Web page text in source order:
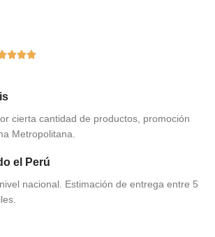

cierta cantidad de productos, promoción
Metropolitana.
el Perú
nacional. Estimación de entrega entre 5